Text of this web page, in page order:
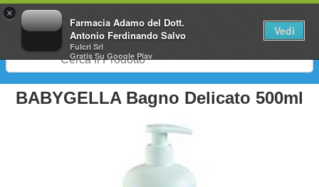
×
Farmacia Adamo del Dott.
Antonio Ferdinando Salvo
Fulcri Srl
GratisSu Google Play
Vedi
0
BABYGELLA Bagno Delicato 500ml